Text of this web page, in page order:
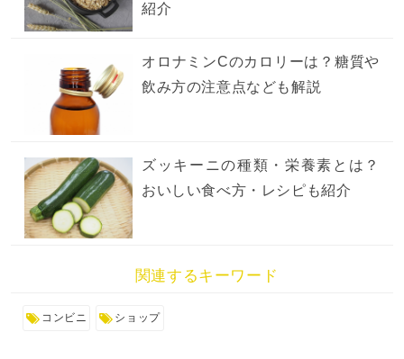
紹介
オロナミンCのカロリーは？糖質や
飲み方の注意点なども解説
ズッキーニの種類・栄養素とは？
おいしい食べ方・レシピも紹介
関連するキーワード
コンビニ ショップ